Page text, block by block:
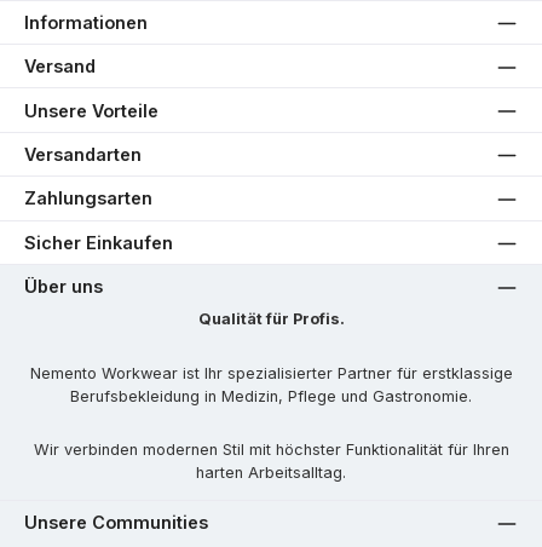
Informationen
Versand
Unsere Vorteile
Versandarten
Zahlungsarten
Sicher Einkaufen
Über uns
Qualität für Profis.
Nemento Workwear ist Ihr spezialisierter Partner für erstklassige
Berufsbekleidung in Medizin, Pflege und Gastronomie.
Wir verbinden modernen Stil mit höchster Funktionalität für Ihren
harten Arbeitsalltag.
Unsere Communities